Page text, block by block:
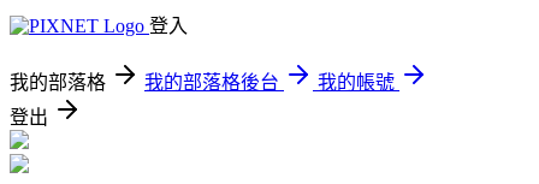
登入
我的部落格 我的部落格後台
我的帳號
登出